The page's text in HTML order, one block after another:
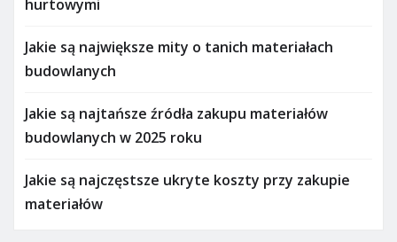
hurtowymi
Jakie są największe mity o tanich materiałach
budowlanych
Jakie są najtańsze źródła zakupu materiałów
budowlanych w 2025 roku
Jakie są najczęstsze ukryte koszty przy zakupie
materiałów